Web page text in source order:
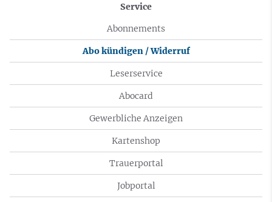
Service
Abonnements
Abo kündigen / Widerruf
Leserservice
Abocard
Gewerbliche Anzeigen
Kartenshop
Trauerportal
Jobportal